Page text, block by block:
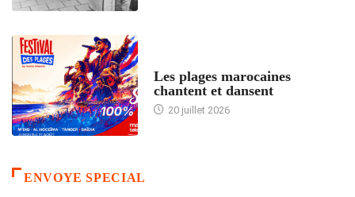
Les plages marocaines
chantent et dansent
20 juillet 2026
ENVOYE SPECIAL